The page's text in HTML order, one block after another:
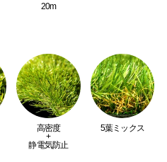
20m
高密度
+
静電気防止
5葉ミックス